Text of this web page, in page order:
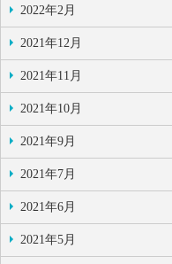
2022年2月
2021年12月
2021年11月
2021年10月
2021年9月
2021年7月
2021年6月
2021年5月